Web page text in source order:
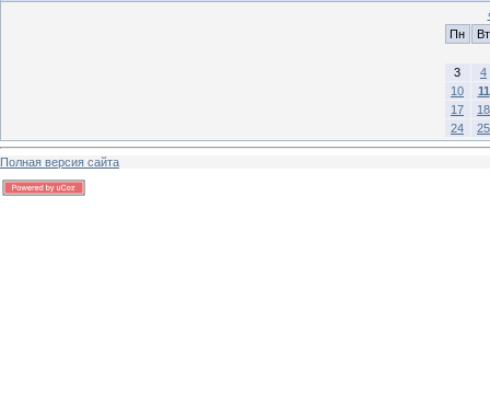
Пн
Вт
3
4
10
11
17
18
24
25
Полная версия сайта